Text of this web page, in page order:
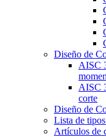
Diseño de
AISC
AISC
corte
Diseño de
Lista de
Artículos de